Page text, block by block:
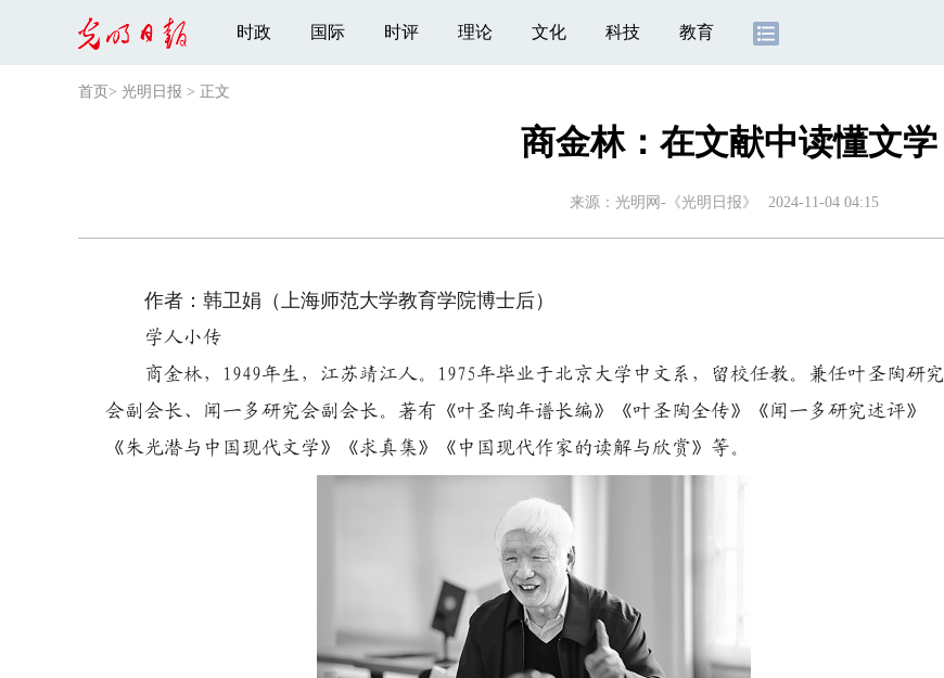
时政 国际 时评 理论 文化 科技 教育
首页 > 光明日报 > 正文
商金林：在文献中读懂文学
来源： 光明网-《光明日报》 2024-11-04 04:15
作者：韩卫娟（上海师范大学教育学院博士后）
学人小传
商金林，1949年生，江苏靖江人。1975年毕业于北京大学中文系，留校任教。兼任叶圣陶研究
会副会长、闻一多研究会副会长。著有《叶圣陶年谱长编》《叶圣陶全传》《闻一多研究述评》
《朱光潜与中国现代文学》《求真集》《中国现代作家的读解与欣赏》等。